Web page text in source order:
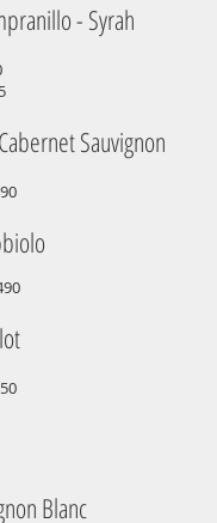
- Syrah
Sauvignon
Blanc